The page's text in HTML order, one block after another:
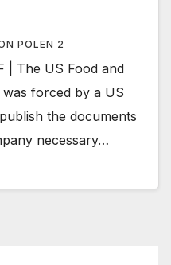
POLEN 2
| The US Food and
forced by a US
the documents
necessary…